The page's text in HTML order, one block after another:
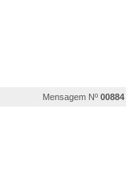
Mensagem Nº 00884